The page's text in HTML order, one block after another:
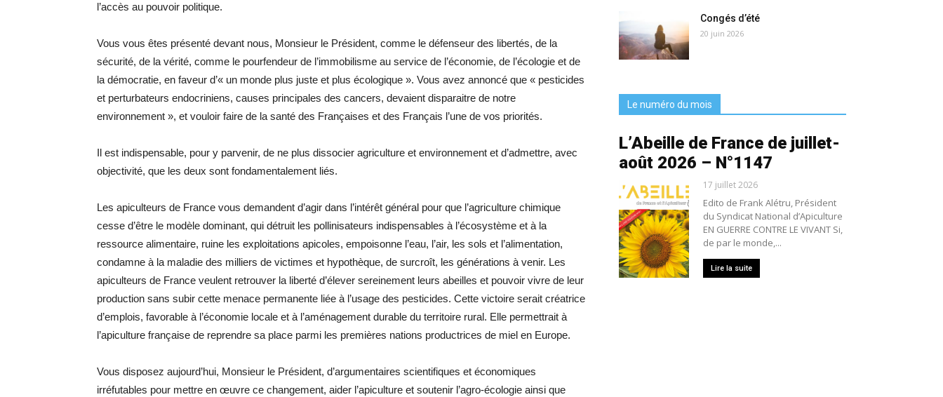
l’accès au pouvoir politique.
Vous vous êtes présenté devant nous, Monsieur le Président, comme le défenseur des libertés, de la
sécurité, de la vérité, comme le pourfendeur de l’immobilisme au service de l’économie, de l’écologie et de
la démocratie, en faveur d’« un monde plus juste et plus écologique ». Vous avez annoncé que « pesticides
et perturbateurs endocriniens, causes principales des cancers, devaient disparaitre de notre
environnement », et vouloir faire de la santé des Françaises et des Français l’une de vos priorités.
Il est indispensable, pour y parvenir, de ne plus dissocier agriculture et environnement et d’admettre, avec
objectivité, que les deux sont fondamentalement liés.
Les apiculteurs de France vous demandent d’agir dans l’intérêt général pour que l’agriculture chimique
cesse d’être le modèle dominant, qui détruit les pollinisateurs indispensables à l’écosystème et à la
ressource alimentaire, ruine les exploitations apicoles, empoisonne l’eau, l’air, les sols et l’alimentation,
condamne à la maladie des milliers de victimes et hypothèque, de surcroît, les générations à venir. Les
apiculteurs de France veulent retrouver la liberté d’élever sereinement leurs abeilles et pouvoir vivre de leur
production sans subir cette menace permanente liée à l’usage des pesticides. Cette victoire serait créatrice
d’emplois, favorable à l’économie locale et à l’aménagement durable du territoire rural. Elle permettrait à
l’apiculture française de reprendre sa place parmi les premières nations productrices de miel en Europe.
Vous disposez aujourd’hui, Monsieur le Président, d’argumentaires scientifiques et économiques
irréfutables pour mettre en œuvre ce changement, aider l’apiculture et soutenir l’agro-écologie ainsi que
Congés d’été
20 juin 2026
Le numéro du mois
L’Abeille de France de juillet-
août 2026 – N°1147
17 juillet 2026
Edito de Frank Alétru, Président
du Syndicat National d’Apiculture
EN GUERRE CONTRE LE VIVANT Si,
de par le monde,...
Lire la suite